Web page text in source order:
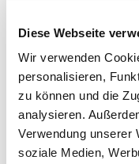
Diese Webseite
Wir verwenden
personalisieren,
zu können und die
analysieren.
Verwendung unserer
soziale Medien,
Der von